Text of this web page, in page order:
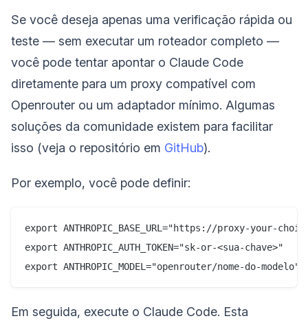
Se você deseja apenas uma verificação rápida ou
teste — sem executar um roteador completo —
você pode tentar apontar o Claude Code
diretamente para um proxy compatível com
Openrouter ou um adaptador mínimo. Algumas
soluções da comunidade existem para facilitar
isso (veja o repositório em GitHub).
Por exemplo, você pode definir:
export ANTHROPIC_BASE_URL="https://proxy-your-
export ANTHROPIC_AUTH_TOKEN="sk-or-<sua-chave>"
Em seguida, execute o Claude Code. Esta